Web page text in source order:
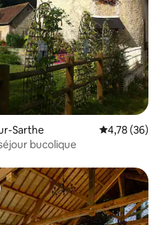
Sarthe Note
4,78 (36)
bucolique